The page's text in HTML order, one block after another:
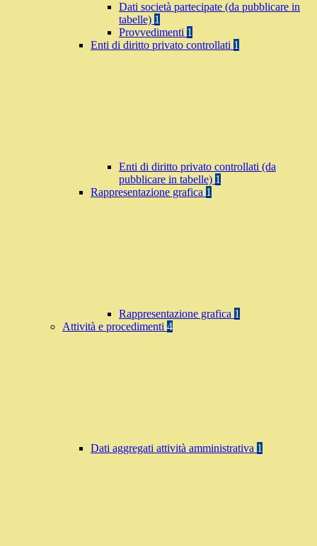
Dati società partecipate (da pubblicare in
tabelle) 1
Provvedimenti 1
Enti di diritto privato controllati 1
Enti di diritto privato controllati (da
pubblicare in tabelle) 1
Rappresentazione grafica 1
Rappresentazione grafica 1
Attività e procedimenti 4
Dati aggregati attività amministrativa 1